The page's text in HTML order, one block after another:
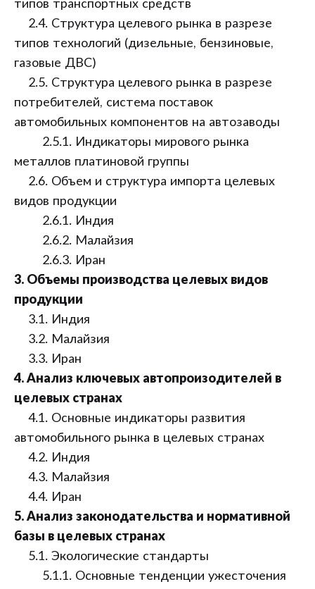
типов транспортных средств
2.4. Структура целевого рынка в разрезе
типов технологий (дизельные, бензиновые,
газовые ДВС)
2.5. Структура целевого рынка в разрезе
потребителей, система поставок
автомобильных компонентов на автозаводы
2.5.1. Индикаторы мирового рынка
металлов платиновой группы
2.6. Объем и структура импорта целевых
видов продукции
2.6.1. Индия
2.6.2. Малайзия
2.6.3. Иран
3. Объемы производства целевых видов
продукции
3.1. Индия
3.2. Малайзия
3.3. Иран
4. Анализ ключевых автопроизодителей в
целевых странах
4.1. Основные индикаторы развития
автомобильного рынка в целевых странах
4.2. Индия
4.3. Малайзия
4.4. Иран
5. Анализ законодательства и нормативной
базы в целевых странах
5.1. Экологические стандарты
5.1.1. Основные тенденции ужесточения